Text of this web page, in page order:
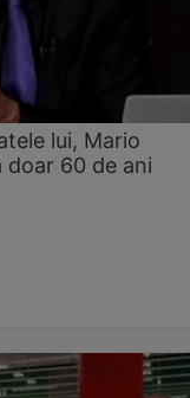
lui, Mario
doar 60 de ani